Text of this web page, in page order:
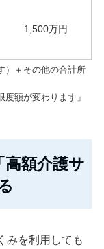
1,500万円
）＋その他の合計所
額が変わります」
額介護サ
みを利用しても